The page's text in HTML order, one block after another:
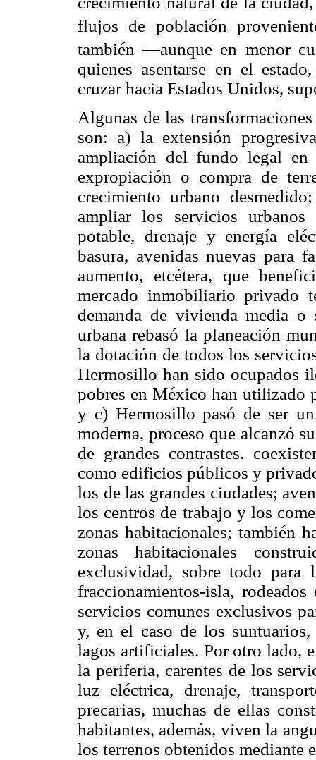
flujos de población
también —aunque en menor
quienes asentarse en el
cruzar hacia Estados Unidos,
Algunas de las
son: a) la extensión
ampliación del fundo legal
expropiación o compra de
crecimiento urbano
ampliar los servicios
potable, drenaje y energía
basura, avenidas nuevas
aumento, etcétera, que
mercado inmobiliario privado
demanda de vivienda media
urbana rebasó la planeación
la dotación de todos los
Hermosillo han sido ocupados
pobres en México han utilizado
y c) Hermosillo pasó de ser
moderna, proceso que alcanzó
de grandes contrastes.
como edificios públicos y
los de las grandes ciudades;
los centros de trabajo y los
zonas habitacionales; también
zonas habitacionales
exclusividad, sobre todo para
fraccionamientos-isla,
servicios comunes exclusivos
y, en el caso de los
lagos artificiales. Por otro lado,
la periferia, carentes de los
luz eléctrica, drenaje,
precarias, muchas de ellas
habitantes, además, viven la
los terrenos obtenidos mediante